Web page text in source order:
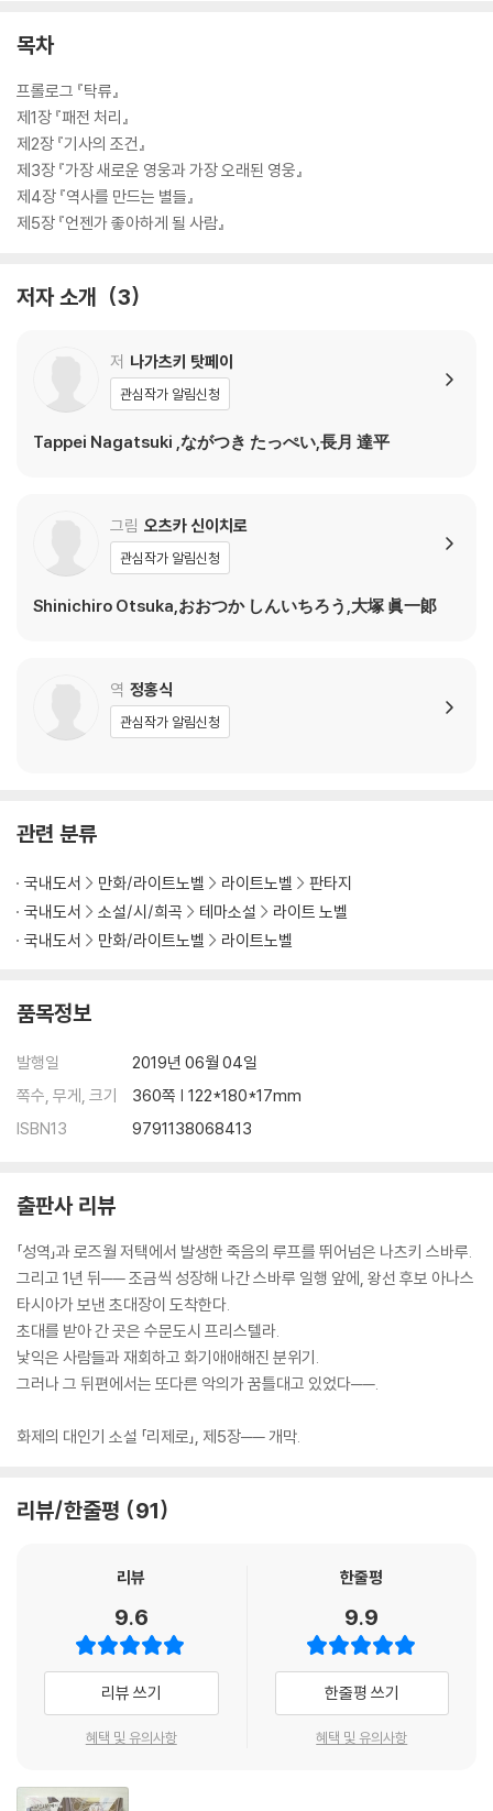
목차
프롤로그 『탁류』
제1장 『패전 처리』
제2장 『기사의 조건』
제3장 『가장 새로운 영웅과 가장 오래된 영웅』
제4장 『역사를 만드는 별들』
제5장 『언젠가 좋아하게 될 사람』
저자 소개 3
저 나가츠키 탓페이
관심작가 알림신청
Tappei Nagatsuki ,ながつき たっぺい,長月 達平
그림 오츠카 신이치로
관심작가 알림신청
Shinichiro Otsuka,おおつか しんいちろう,大塚 眞一郞
역 정홍식
관심작가 알림신청
관련 분류
국내도서 만화/라이트노벨 라이트노벨
판타지
국내도서
소설/시/희곡 테마소설
라이트 노벨
국내도서
만화/라이트노벨 라이트노벨
품목정보
발행일
2019년 06월 04일
쪽수, 무게, 크기
360쪽 | 122*180*17mm
ISBN13
9791138068413
출판사 리뷰
「성역」과 로즈월 저택에서 발생한 죽음의 루프를 뛰어넘은 나츠키 스바루.
그리고 1년 뒤── 조금씩 성장해 나간 스바루 일행 앞에, 왕선 후보 아나스
타시아가 보낸 초대장이 도착한다.
초대를 받아 간 곳은 수문도시 프리스텔라.
낯익은 사람들과 재회하고 화기애애해진 분위기.
그러나 그 뒤편에서는 또다른 악의가 꿈틀대고 있었다──.
화제의 대인기 소설 「리제로」, 제5장── 개막.
리뷰/한줄평 91
리뷰
9.6
리뷰 쓰기
혜택 및 유의사항
한줄평
9.9
한줄평 쓰기
혜택 및 유의사항